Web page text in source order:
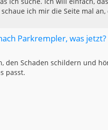
ich mir die Seite mal an,
Parkrempler, was jetzt?
den Schaden schildern und
passt.